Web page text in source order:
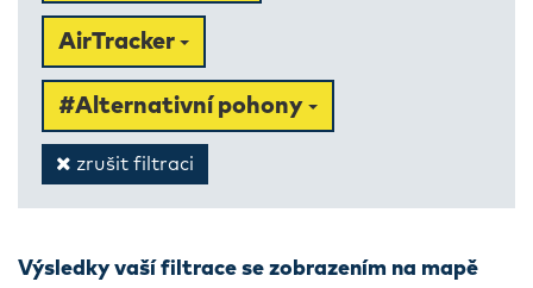
AirTracker
#Alternativní pohony
zrušit filtraci
Výsledky vaší filtrace se zobrazením na mapě